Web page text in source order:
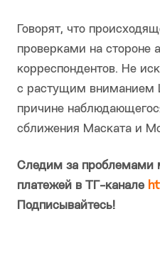
Говорят, что
проверками на стороне
корреспондентов. Не
с растущим вниманием
причине
сближения Маската и
Следим за проблемами
платежей в ТГ-канале
Подписывайтесь!